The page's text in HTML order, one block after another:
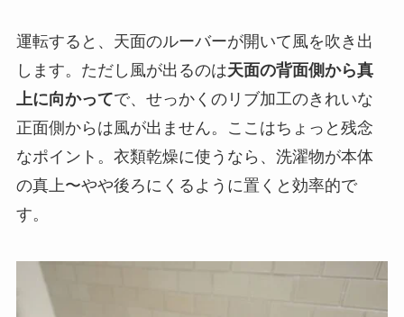
運転すると、天面のルーバーが開いて風を吹き出
します。ただし風が出るのは天面の背面側から真
上に向かってで、せっかくのリブ加工のきれいな
正面側からは風が出ません。ここはちょっと残念
なポイント。衣類乾燥に使うなら、洗濯物が本体
の真上〜やや後ろにくるように置くと効率的で
す。